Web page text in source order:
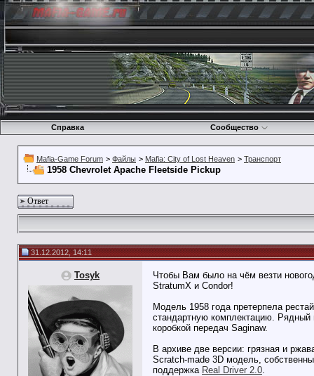
Справка Сообщество
Mafia-Game Forum > Файлы > Mafia: City of Lost Heaven > Транспорт
1958 Chevrolet Apache Fleetside Pickup
Ответ
31.12.2012, 14:11
Tosyk
Чтобы Вам было на чём везти
StratumX и Condor!
Модель 1958 года претерпела
стандартную комплектацию. Рядный
коробкой передач Saginaw.
В архиве две версии: грязная и
Scratch-made 3D модель,
поддержка Real Driver 2.0.